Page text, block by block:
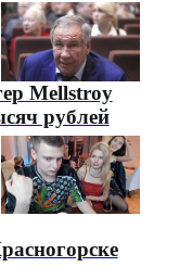
Mellstroy
рублей